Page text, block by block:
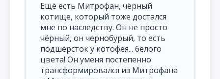
Ещё есть Митрофан, чёрный
котище, который тоже достался
мне по наследству. Он не просто
чёрный, он чернобурый, то есть
подшёрсток у котофея... белого
цвета! Он уменя постепенно
трансформировался из Митрофана